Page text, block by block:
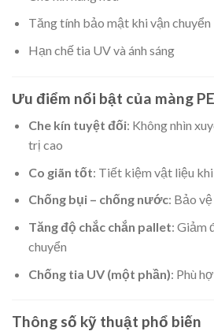
Tăng tính bảo mật khi vận chuyển
Hạn chế tia UV và ánh sáng
Ưu điểm nổi bật của màng
Che kín tuyệt đối: Không nhìn
trị cao
Co giãn tốt: Tiết kiệm vật liệu khi
Chống bụi – chống nước: Bảo
Tăng độ chắc chắn pallet: Giảm
chuyển
Chống tia UV (một phần): Phù
Thông số kỹ thuật phổ biến